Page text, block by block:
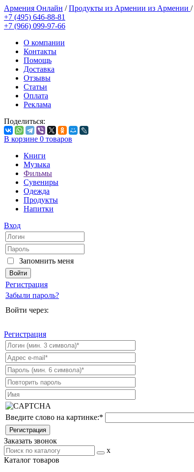
Армения Онлайн /Продукты из Армении из Армении /
+7 (495) 646-88-81
+7 (966) 099-97-66
О компании
Контакты
Помощь
Доставка
Отзывы
Статьи
Оплата
Реклама
Поделиться:
В корзине 0 товаров
Книги
Музыка
Фильмы
Сувениры
Одежда
Продукты
Напитки
Вход
Запомнить меня
Регистрация
Забыли пароль?
Войти через:
Регистрация
Введите слово на картинке:*
Заказать звонок
x
Каталог товаров